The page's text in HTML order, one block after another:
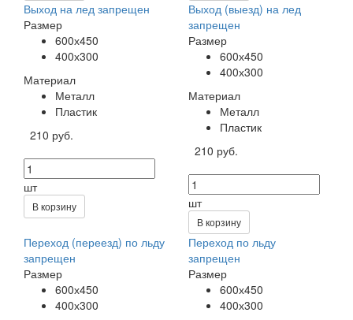
Выход на лед запрещен
Размер
600х450
400х300
Материал
Металл
Пластик
210 руб.
шт
В корзину
Выход (выезд) на лед
запрещен
Размер
600х450
400х300
Материал
Металл
Пластик
210 руб.
шт
В корзину
Переход (переезд) по льду
запрещен
Размер
600х450
400х300
Переход по льду
запрещен
Размер
600х450
400х300